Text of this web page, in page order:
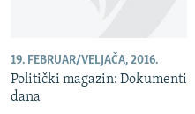
19. FEBRUAR/VELJAČA, 2016.
Politički magazin: Dokumenti
dana